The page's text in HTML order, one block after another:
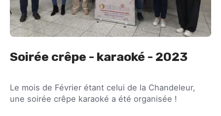
Soirée crêpe - karaoké - 2023
Le mois de Février étant celui de la Chandeleur,
une soirée crêpe karaoké a été organisée !
S'inscrire
Le club